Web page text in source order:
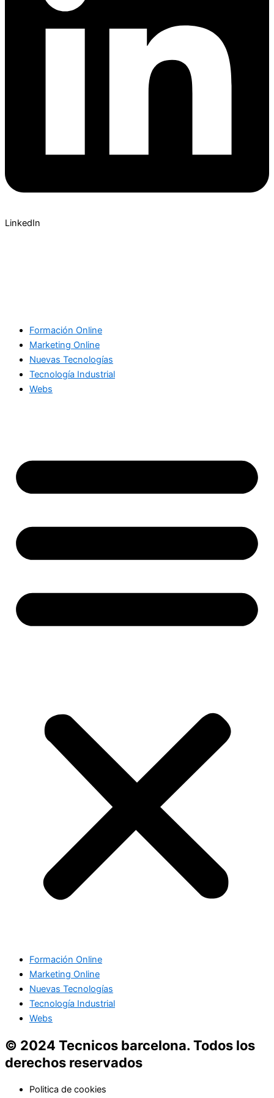
LinkedIn
Formación Online
Marketing Online
Nuevas Tecnologías
Tecnología Industrial
Webs
Formación Online
Marketing Online
Nuevas Tecnologías
Tecnología Industrial
Webs
© 2024 Tecnicos barcelona. Todos los
derechos reservados
Politica de cookies